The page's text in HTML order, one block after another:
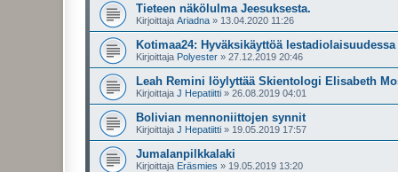
Tieteen näkölulma Jeesuksesta.
Kirjoittaja Ariadna » 13.04.2020 11:26
Kotimaa24: Hyväksikäyttöä
Kirjoittaja Polyester » 27.12.2019 20:46
Leah Remini löylyttää Skientologi Elisabeth
Kirjoittaja J Hepatiitti » 26.08.2019 04:01
Bolivian mennoniittojen synnit
Kirjoittaja J Hepatiitti » 19.05.2019 17:57
Jumalanpilkkalaki
Kirjoittaja Eräsmies » 19.05.2019 13:20